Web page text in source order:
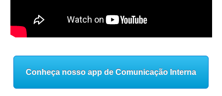
Conheça nosso app de Comunicação Interna